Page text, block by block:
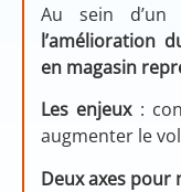
Au sein d’un
l’amélioration
en magasin
Les enjeux:
augmenter le
Deux axes pour